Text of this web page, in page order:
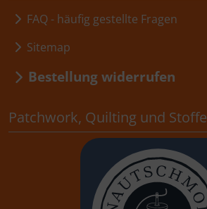
FAQ - häufig gestellte Fragen
Sitemap
Bestellung widerrufen
Patchwork, Quilting und Stoffe